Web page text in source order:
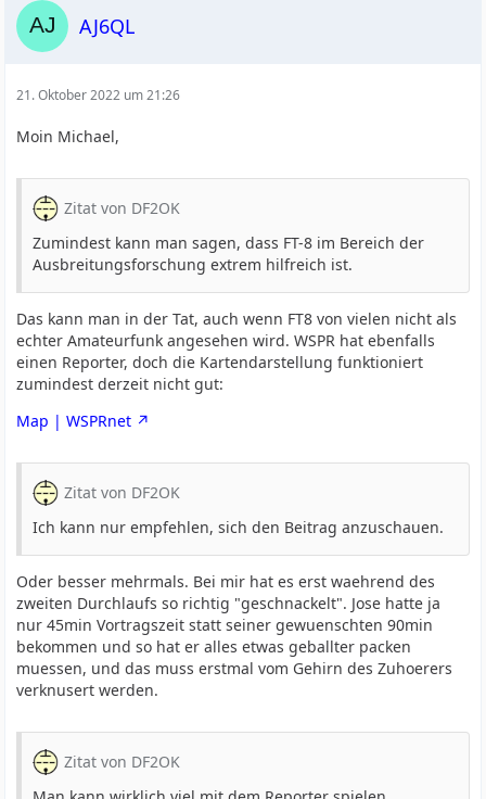
AJ6QL
21. Oktober 2022 um 21:26
Moin Michael,
Zitat von DF2OK
Zumindest kann man sagen, dass FT-8 im Bereich der
Ausbreitungsforschung extrem hilfreich ist.
Das kann man in der Tat, auch wenn FT8 von vielen nicht als
echter Amateurfunk angesehen wird. WSPR hat ebenfalls
einen Reporter, doch die Kartendarstellung funktioniert
zumindest derzeit nicht gut:
Map | WSPRnet
Zitat von DF2OK
Ich kann nur empfehlen, sich den Beitrag anzuschauen.
Oder besser mehrmals. Bei mir hat es erst waehrend des
zweiten Durchlaufs so richtig "geschnackelt". Jose hatte ja
nur 45min Vortragszeit statt seiner gewuenschten 90min
bekommen und so hat er alles etwas geballter packen
muessen, und das muss erstmal vom Gehirn des Zuhoerers
verknusert werden.
Zitat von DF2OK